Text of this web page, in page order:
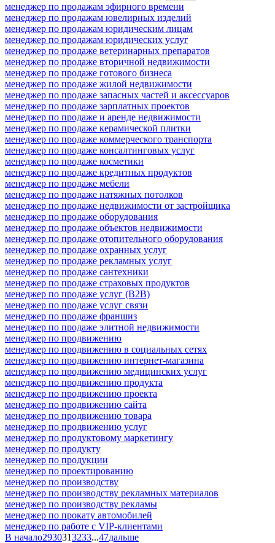
менеджер по продажам эфирного времени
менеджер по продажам ювелирных изделий
менеджер по продажам юридическим лицам
менеджер по продажам юридических услуг
менеджер по продаже ветеринарных препаратов
менеджер по продаже вторичной недвижимости
менеджер по продаже готового бизнеса
менеджер по продаже жилой недвижимости
менеджер по продаже запасных частей и аксессуаров
менеджер по продаже зарплатных проектов
менеджер по продаже и аренде недвижимости
менеджер по продаже керамической плитки
менеджер по продаже коммерческого транспорта
менеджер по продаже консалтинговых услуг
менеджер по продаже косметики
менеджер по продаже кредитных продуктов
менеджер по продаже мебели
менеджер по продаже натяжных потолков
менеджер по продаже недвижимости от застройщика
менеджер по продаже оборудования
менеджер по продаже объектов недвижимости
менеджер по продаже отопительного оборудования
менеджер по продаже охранных услуг
менеджер по продаже рекламных услуг
менеджер по продаже сантехники
менеджер по продаже страховых продуктов
менеджер по продаже услуг (B2B)
менеджер по продаже услуг связи
менеджер по продаже франшиз
менеджер по продаже элитной недвижимости
менеджер по продвижению
менеджер по продвижению в социальных сетях
менеджер по продвижению интернет-магазина
менеджер по продвижению медицинских услуг
менеджер по продвижению продукта
менеджер по продвижению проекта
менеджер по продвижению сайта
менеджер по продвижению товара
менеджер по продвижению услуг
менеджер по продуктовому маркетингу
менеджер по продукту
менеджер по продукции
менеджер по проектированию
менеджер по производству
менеджер по производству рекламных материалов
менеджер по производству рекламы
менеджер по прокату автомобилей
менеджер по работе с VIP-клиентами
В начало2930313233...47дальше